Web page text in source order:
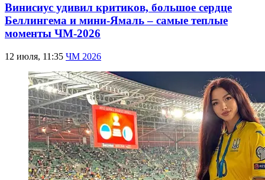
Винисиус удивил критиков, большое сердце
Беллингема и мини-Ямаль – самые теплые
моменты ЧМ-2026
12 июля, 11:35 ЧМ 2026